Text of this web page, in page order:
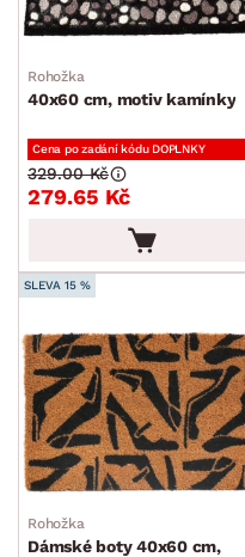
Rohožka
40x60 cm, motiv kamínky
Cena po zadání kódu DOPLNKY
279.65 Kč
329.00 Kč
SLEVA 15 %
Rohožka
Dámské boty 40x60 cm,